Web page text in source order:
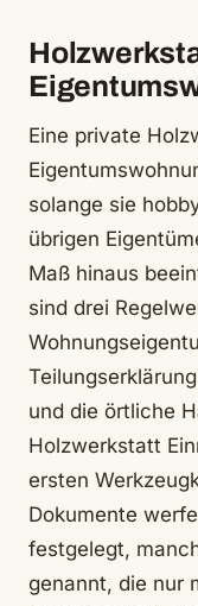
Eine private
solange sie
übrigen
Maß hinaus
sind drei
und die örtliche
Holzwerkstatt
ersten
Dokumente
festgelegt,
genannt, die nur